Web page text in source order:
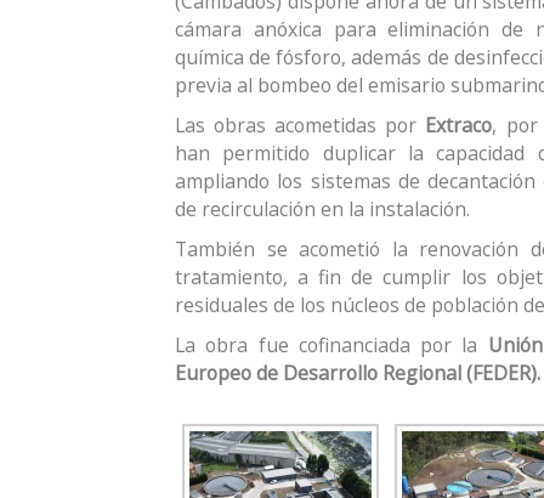
cámara anóxica para eliminación de
química de fósforo, además de
previa al bombeo del emisario
Las obras acometidas por Extraco, por
han permitido duplicar la
ampliando los sistemas de
de recirculación en la instalación.
También se acometió la renovación
tratamiento, a fin de cumplir los
residuales de los núcleos de población
La obra fue cofinanciada por la
Europeo de Desarrollo Regional (FEDER).